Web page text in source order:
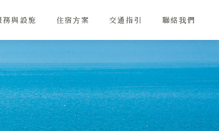
務與設施 住宿方案 交通指引 聯絡我們